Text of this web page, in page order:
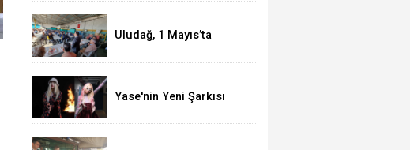
Uludağ, 1 Mayıs’ta
Yase'nin Yeni Şarkısı
Buluştu